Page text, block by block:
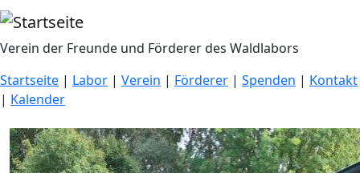
Direkt zum Inhalt
Verein der Freunde und Förderer des Waldlabors
Startseite | Labor | Verein | Förderer | Spenden | Kontakt
| Kalender